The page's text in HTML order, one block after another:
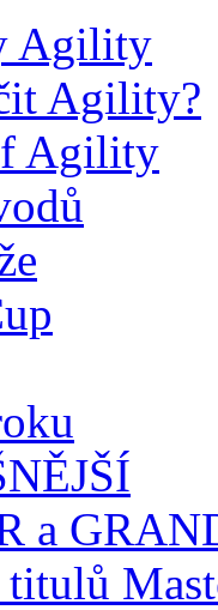
Agility
Agility?
Agility
a
titulů